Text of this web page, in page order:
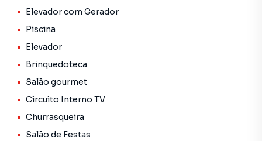
Elevador com Gerador
Piscina
Elevador
Brinquedoteca
Salão gourmet
Circuito Interno TV
Churrasqueira
Salão de Festas